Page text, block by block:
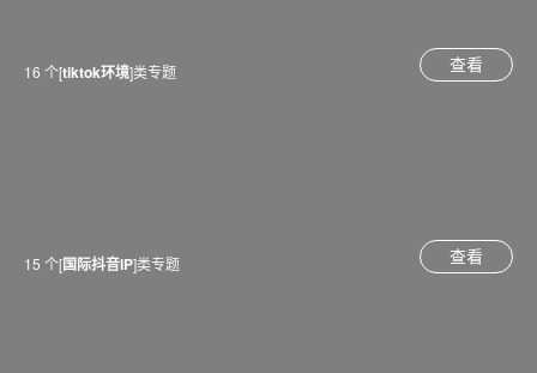
16 个[tiktok环境]类专题 查看
15 个[国际抖音IP]类专题 查看